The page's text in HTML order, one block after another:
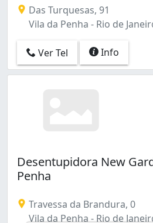
Jardim América (3)
Jardim Carioca (1)
Jardim Guanabara (2)
Lagoa (1)
Leblon (1)
Pechincha (3)
Pedra de Guaratiba (1)
Penha Circular (3)
Das Turquesas, 91
Vila da Penha - Rio de
Ver Tel Info
Desentupidora New
Penha
Travessa da Brandura, 0
Vila da Penha - Rio de